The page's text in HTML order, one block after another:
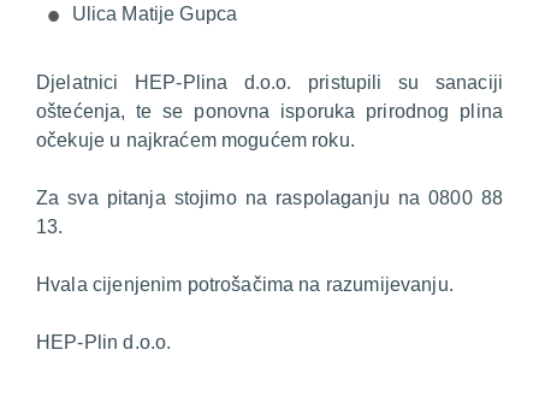
Ulica Matije Gupca
Djelatnici HEP-Plina d.o.o. pristupili su sanaciji
oštećenja, te se ponovna isporuka prirodnog plina
očekuje u najkraćem mogućem roku.
Za sva pitanja stojimo na raspolaganju na 0800 88
13.
Hvala cijenjenim potrošačima na razumijevanju.
HEP-Plin d.o.o.